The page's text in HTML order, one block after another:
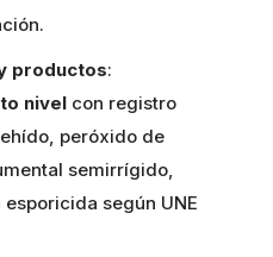
productos:
nivel con registro
peróxido de
semirrígido,
según UNE